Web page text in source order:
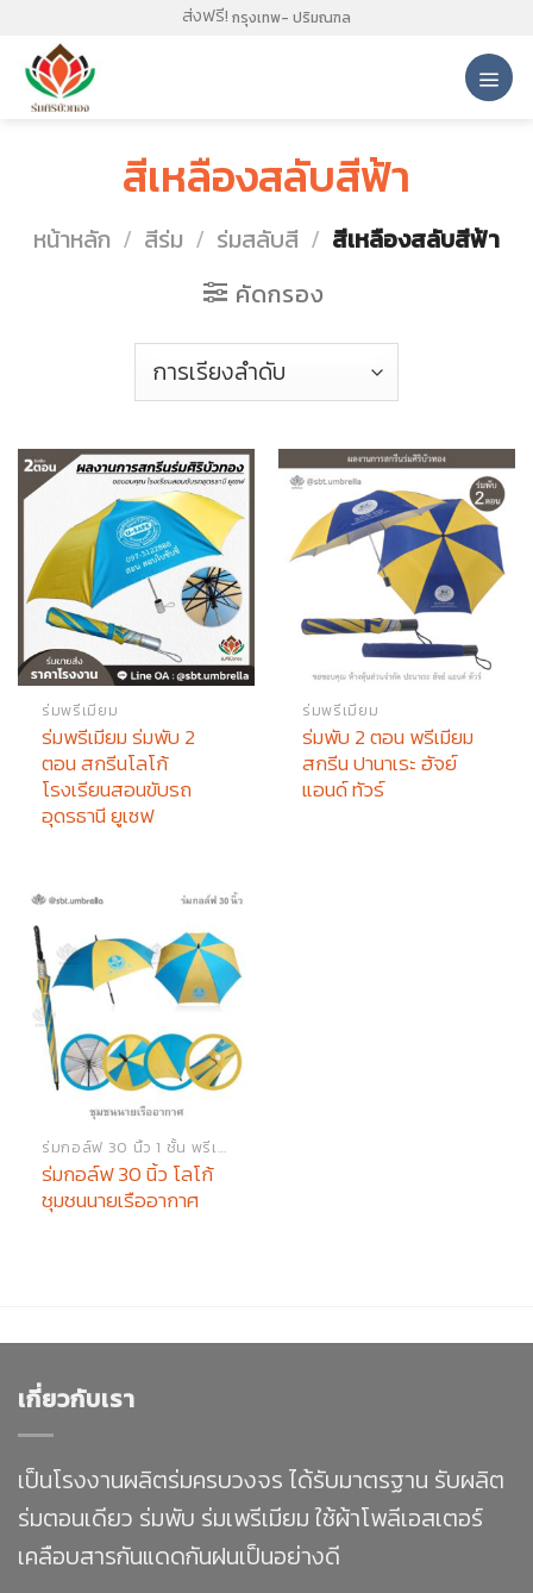
content
ส่งฟรี! กรุงเทพ- ปริมณฑล
สีเหลืองสลับสีฟ้า
หน้าหลัก / สีร่ม / ร่มสลับสี / สีเหลืองสลับสีฟ้า
คัดกรอง
ร่มพรีเมียม
ร่มพรีเมียม ร่มพับ 2
ตอน สกรีนโลโก้
โรงเรียนสอนขับรถ
อุดรธานี ยูเซฟ
ร่มพรีเมียม
ร่มพับ 2 ตอน พรีเมียม
สกรีน ปานาเระ ฮัจย์
แอนด์ ทัวร์
ร่มกอล์ฟ 30 นิ้ว 1 ชั้น พรีเมียม
ร่มกอล์ฟ 30 นิ้ว โลโก้
ชุมชนนายเรืออากาศ
เกี่ยวกับเรา
เป็นโรงงานผลิตร่มครบวงจร ได้รับมาตรฐาน รับผลิต
ร่มตอนเดียว ร่มพับ ร่มเพรีเมียม ใช้ผ้าโพลีเอสเตอร์
เคลือบสารกันแดดกันฝนเป็นอย่างดี